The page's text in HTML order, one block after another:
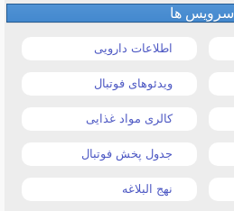
سرویس ها
اطلاعات دارویی
ویدئوهای فوتبال
کالری مواد غذایی
جدول پخش فوتبال
نهج البلاغه